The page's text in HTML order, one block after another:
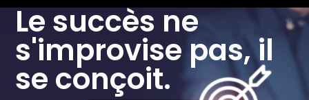
Le succès ne
s'improvise pas, il
se conçoit.